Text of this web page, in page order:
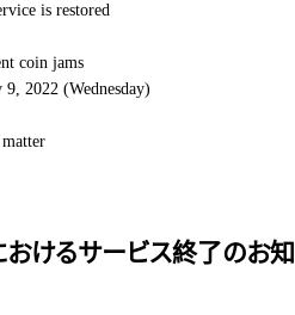
is restored
coin jams
2022 (Wednesday)
けるサービス終了のお知